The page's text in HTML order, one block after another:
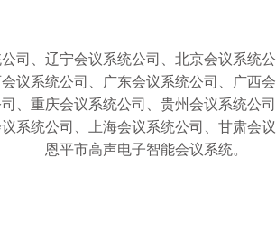
公司 、辽宁会议系统公司 、北京会议系统
会议系统公司 、广东会议系统公司 、广西
、重庆会议系统公司 、贵州会议系统公司
系统公司 、上海会议系统公司 、甘肃会议
恩平市高声电子智能会议系统。